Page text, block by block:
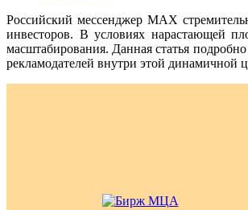
Российский мессенджер MAX
инвесторов. В условиях нарастающей
масштабирования. Данная статья
рекламодателей внутри этой динамичной